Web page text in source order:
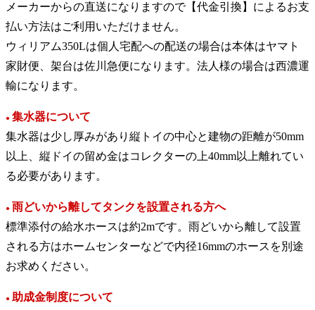
メーカーからの直送になりますので【代金引換】によるお支
払い方法はご利用いただけません。
ウィリアム350Lは個人宅配への配送の場合は本体はヤマト
家財便、架台は佐川急便になります。法人様の場合は西濃運
輸になります。
● 集水器について
集水器は少し厚みがあり縦トイの中心と建物の距離が50mm
以上、縦ドイの留め金はコレクターの上40mm以上離れてい
る必要があります。
● 雨どいから離してタンクを設置される方へ
標準添付の給水ホースは約2mです。雨どいから離して設置
される方はホームセンターなどで内径16mmのホースを別途
お求めください。
● 助成金制度について